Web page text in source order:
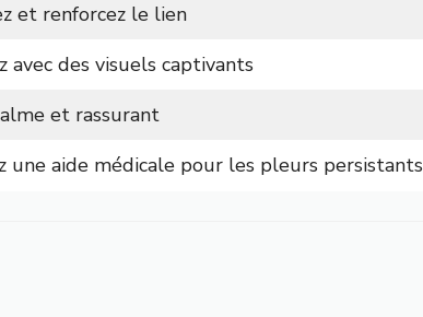
et renforcez le lien
avec des visuels captivants
et rassurant
une aide médicale pour les pleurs persistants